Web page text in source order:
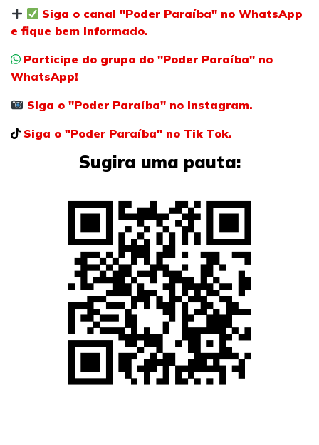
Siga o canal "Poder Paraíba" no WhatsApp
e fique bem informado.
Participe do grupo do "Poder Paraíba" no
WhatsApp!
Siga o "Poder Paraíba" no Instagram.
Siga o "Poder Paraíba" no Tik Tok.
Sugira uma pauta: